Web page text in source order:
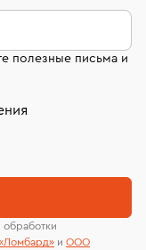
на
полезные письма и
и ООО